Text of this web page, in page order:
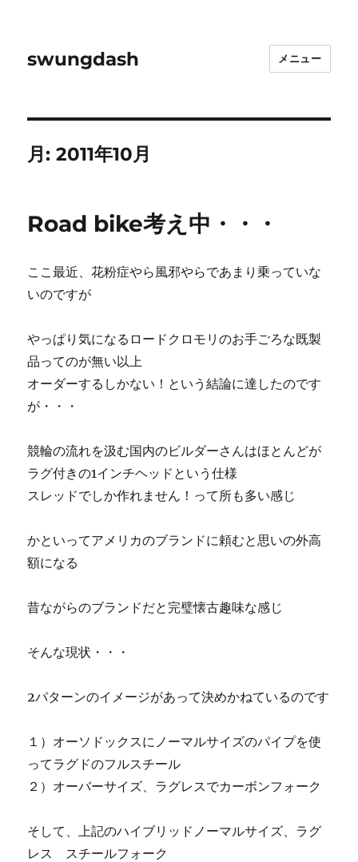
swungdash メニュー
月:2011年10月
Road bike考え中・・・
ここ最近、花粉症やら風邪やらであまり乗っていな
いのですが
やっぱり気になるロードクロモリのお手ごろな既製
品ってのが無い以上
オーダーするしかない！という結論に達したのです
が・・・
競輪の流れを汲む国内のビルダーさんはほとんどが
ラグ付きの1インチヘッドという仕様
スレッドでしか作れません！って所も多い感じ
かといってアメリカのブランドに頼むと思いの外高
額になる
昔ながらのブランドだと完璧懐古趣味な感じ
そんな現状・・・
2パターンのイメージがあって決めかねているのです
１）オーソドックスにノーマルサイズのパイプを使
ってラグドのフルスチール
２）オーバーサイズ、ラグレスでカーボンフォーク
そして、上記のハイブリッドノーマルサイズ、ラグ
レス スチールフォーク